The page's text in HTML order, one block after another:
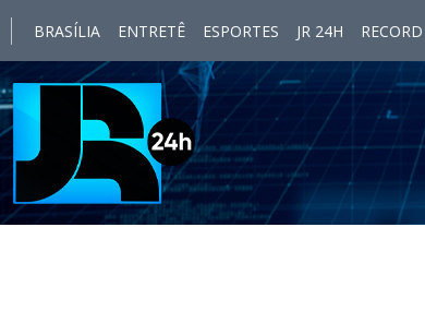
BRASÍLIA ENTRETÊ ESPORTES JR 24H RECORD